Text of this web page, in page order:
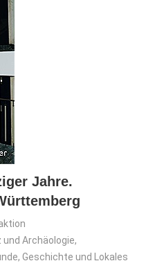
Jahre.
Archäologie,
Geschichte und Lokales